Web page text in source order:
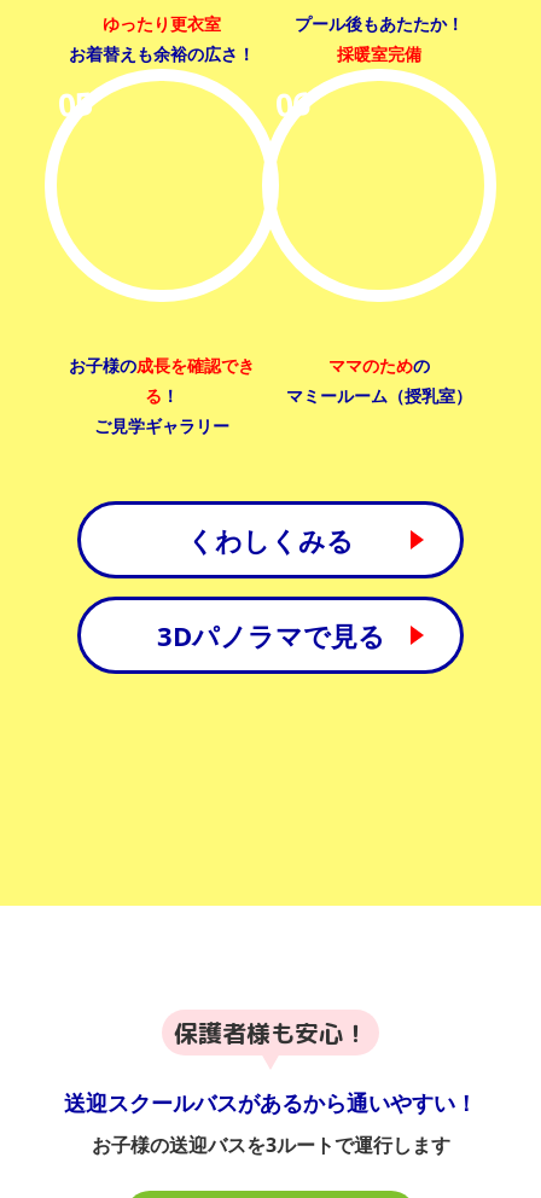
ゆったり更衣室
お着替えも余裕の広さ！
プール後もあたたか！
採暖室完備
お子様の成長を確認でき
る ！
ご見学ギャラリー
ママのための
マミールーム（授乳室）
くわしくみる
3Dパノラマで見る
保護者様も安心！
送迎スクールバスがあるから通いやすい！
お子様の送迎バスを3ルートで運行します